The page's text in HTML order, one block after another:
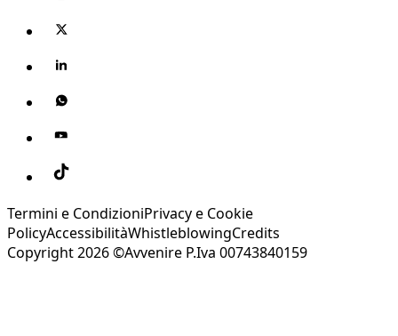
Termini e CondizioniPrivacy e Cookie
PolicyAccessibilitàWhistleblowingCredits
Copyright 2026 ©Avvenire P.Iva 00743840159